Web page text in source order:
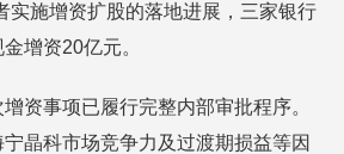
实施增资扩股的落地进展，三家银行
增资20亿元。
资事项已履行完整内部审批程序。
晶科市场竞争力及过渡期损益等因